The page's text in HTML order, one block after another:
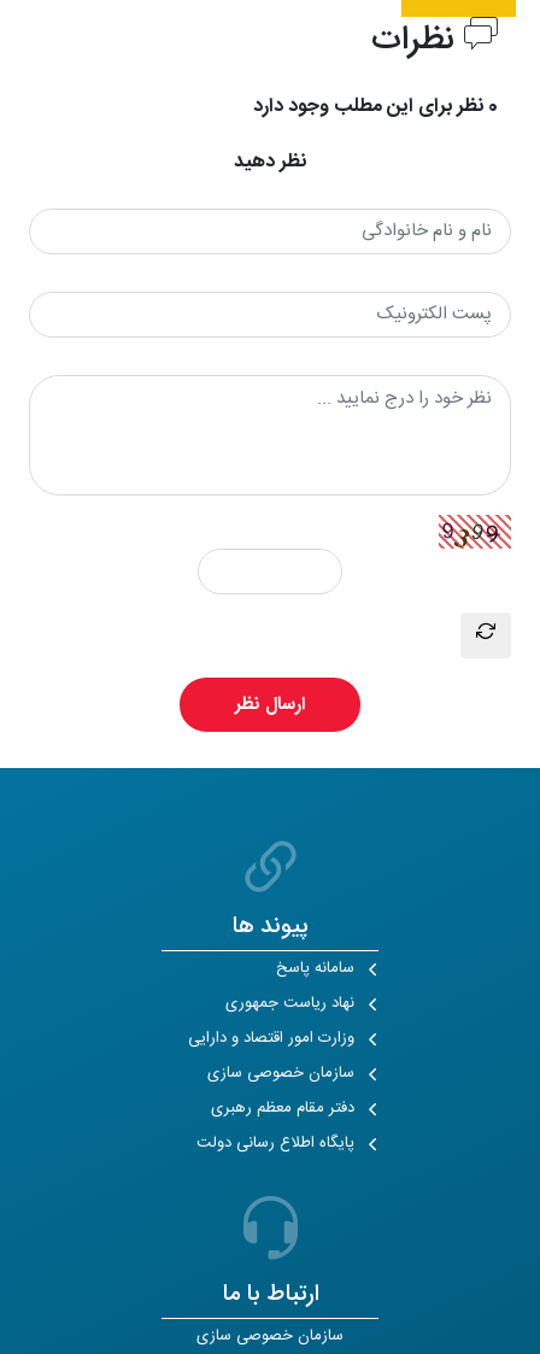
نظرات
0 نظر برای این مطلب وجود دارد
نظر دهید
ارسال نظر
پیوند ها
سامانه پاسخ
نهاد ریاست جمهوری
وزارت امور اقتصاد و دارایی
سازمان خصوصی سازی
دفتر مقام معظم رهبری
پایگاه اطلاع رسانی دولت
ارتباط با ما
سازمان خصوصی سازی